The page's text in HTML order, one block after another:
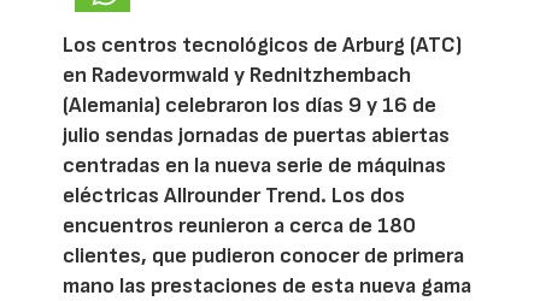
Los centros tecnológicos de Arburg (ATC)
en Radevormwald y Rednitzhembach
(Alemania) celebraron los días 9 y 16 de
julio sendas jornadas de puertas abiertas
centradas en la nueva serie de máquinas
eléctricas Allrounder Trend. Los dos
encuentros reunieron a cerca de 180
clientes, que pudieron conocer de primera
mano las prestaciones de esta nueva gama